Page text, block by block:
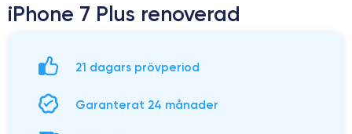
iPhone 7 Plus renoverad
21 dagars prövperiod
Garanterat 24 månader